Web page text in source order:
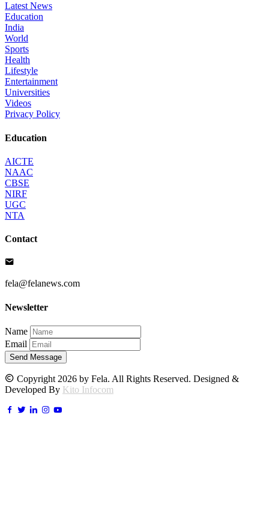
Latest News
Education
India
World
Sports
Health
Lifestyle
Entertainment
Universities
Videos
Privacy Policy
Education
AICTE
NAAC
CBSE
NIRF
UGC
NTA
Contact
fela@felanews.com
Newsletter
Name
Email
Send Message
Copyright 2026 by Fela. All Rights Reserved. Designed &
Developed By Kito Infocom